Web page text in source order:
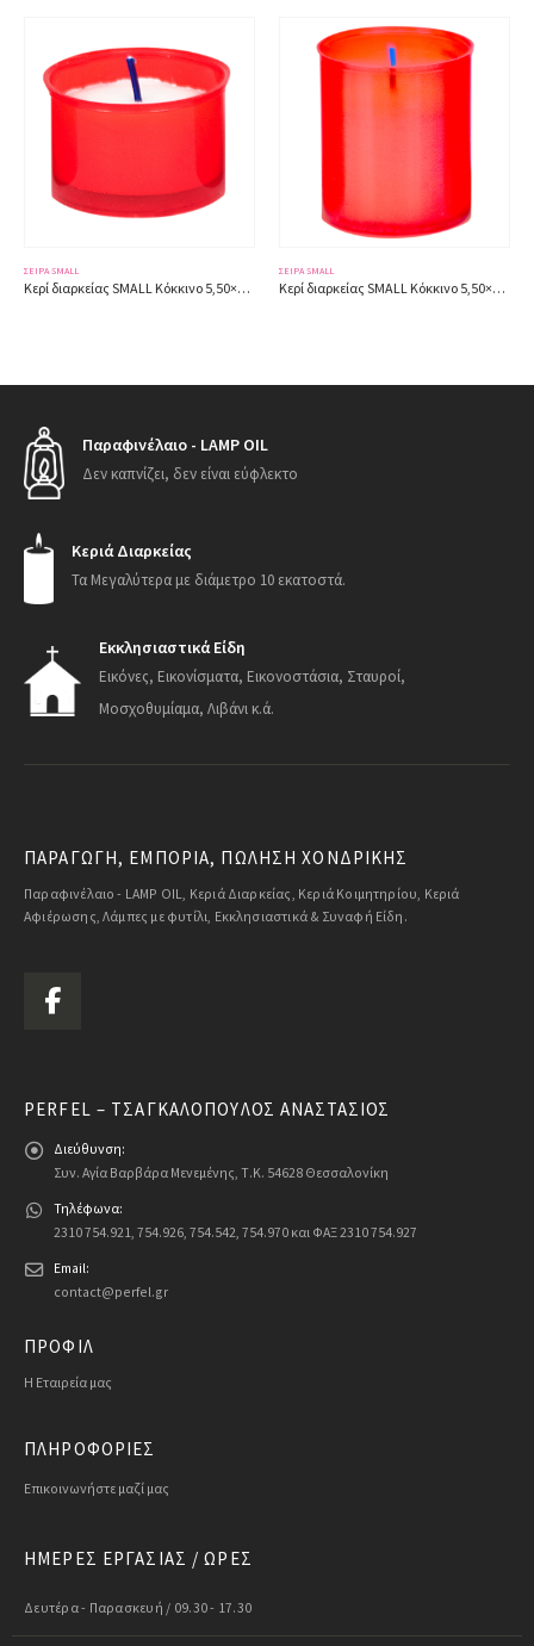
ΣΕΙΡΆ SMALL
Κερί διαρκείας SMALL Κόκκινο 5,50×3εκ.
ΣΕΙΡΆ SMALL
Κερί διαρκείας SMALL Κόκκινο 5,50×6εκ.
Παραφινέλαιο - LAMP OIL
Δεν καπνίζει, δεν είναι εύφλεκτο
Κεριά Διαρκείας
Τα Μεγαλύτερα με διάμετρο 10 εκατοστά.
Εκκλησιαστικά Είδη
Εικόνες, Εικονίσματα, Εικονοστάσια, Σταυροί,
Μοσχοθυμίαμα, Λιβάνι κ.ά.
ΠΑΡΑΓΩΓΗ, ΕΜΠΟΡΙΑ, ΠΩΛΗΣΗ ΧΟΝΔΡΙΚΗΣ
Παραφινέλαιο - LAMP OIL, Κεριά Διαρκείας, Κεριά Κοιμητηρίου, Κεριά
Αφιέρωσης, Λάμπες με φυτίλι, Εκκλησιαστικά & Συναφή Είδη.
PERFEL – ΤΣΑΓΚΑΛΌΠΟΥΛΟΣ ΑΝΑΣΤΆΣΙΟΣ
Διεύθυνση:
Συν. Αγία Βαρβάρα Μενεμένης, Τ.Κ. 54628 Θεσσαλονίκη
Τηλέφωνα:
2310 754.921, 754.926, 754.542, 754.970 και ΦΑΞ 2310 754.927
Email:
contact@perfel.gr
ΠΡΟΦΙΛ
Η Εταιρεία μας
ΠΛΗΡΟΦΟΡΙΕΣ
Επικοινωνήστε μαζί μας
ΗΜΕΡΕΣ ΕΡΓΑΣΙΑΣ / ΩΡΕΣ
Δευτέρα - Παρασκευή / 09.30 - 17.30